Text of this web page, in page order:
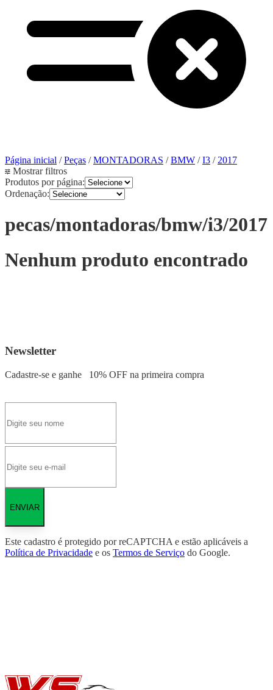
Página inicial /Peças /MONTADORAS /BMW /I3 /2017
Mostrar filtros
Produtos por página:
Ordenação:
pecas/montadoras/bmw/i3/2017
Nenhum produto encontrado
Newsletter
Cadastre-se e ganhe 10% OFF na primeira compra
ENVIAR
Este cadastro é protegido por reCAPTCHA e estão aplicáveis a
Política de Privacidade e os Termos de Serviço do Google.